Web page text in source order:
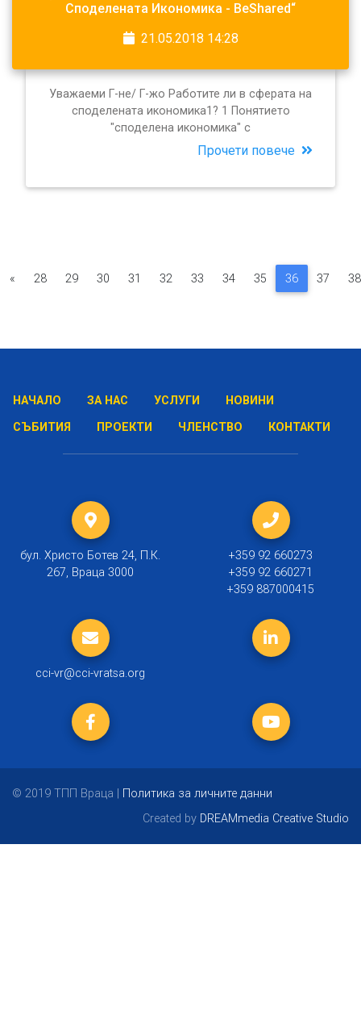
Споделената Икономика - BeShared“
21.05.2018 14:28
Уважаеми Г-не/ Г-жо Работите ли в сферата на
споделената икономика1? 1 Понятието
"споделена икономика" с
Прочети повече
« 28 29 30 31 32 33 34 35 36 37 38
НАЧАЛО ЗА НАС УСЛУГИ
НОВИНИ
СЪБИТИЯ
ПРОЕКТИ ЧЛЕНСТВО КОНТАКТИ
бул. Христо Ботев 24, П.К.
267, Враца 3000
+359 92 660273
+359 92 660271
+359 887000415
cci-vr@cci-vratsa.org
© 2019 ТПП Враца | Политика за личните данни
Created by DREAMmedia Creative Studio